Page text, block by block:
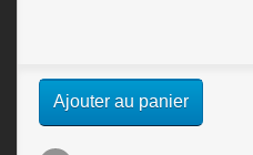
Ajouter au panier